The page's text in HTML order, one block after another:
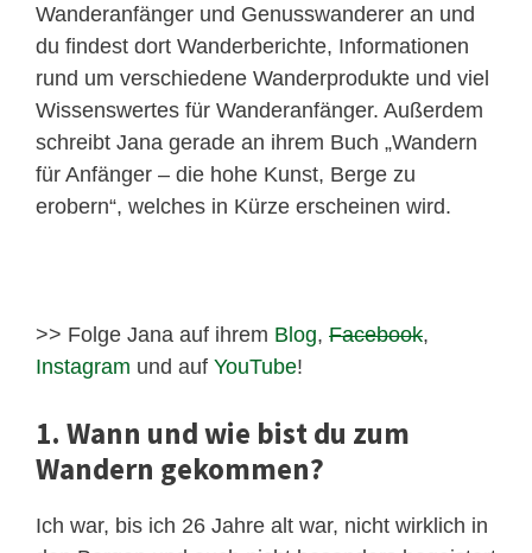
Wanderanfänger und Genusswanderer an und
du findest dort Wanderberichte, Informationen
rund um verschiedene Wanderprodukte und viel
Wissenswertes für Wanderanfänger. Außerdem
schreibt Jana gerade an ihrem Buch „Wandern
für Anfänger – die hohe Kunst, Berge zu
erobern“, welches in Kürze erscheinen wird.
>> Folge Jana auf ihrem Blog, Facebook,
Instagram und auf YouTube!
1. Wann und wie bist du zum
Wandern gekommen?
Ich war, bis ich 26 Jahre alt war, nicht wirklich in